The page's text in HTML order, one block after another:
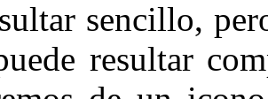
sencillo,
resultar